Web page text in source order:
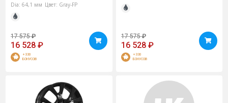
Dia: 64,1 мм Цвет: Gray-FP
17 575 ₽
16 528 ₽
+330
БОНУСОВ
17 575 ₽
16 528 ₽
+330
БОНУСОВ